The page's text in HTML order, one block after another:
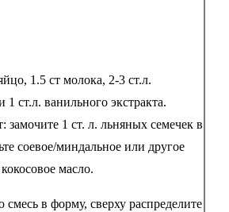
1.5 ст молока, 2-3 ст.л.
1 ст.л. ванильного экстракта.
замочите 1 ст. л. льняных семечек в
соевое/миндальное или другое
масло.
в форму, сверху распределите